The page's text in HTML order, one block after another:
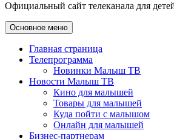
Официальный сайт телеканала для
Основное меню
Главная страница
Телепрограмма
Новинки Малыш ТВ
Новости Малыш ТВ
Кино для малышей
Товары для малышей
Куда пойти с малышом
Онлайн для малышей
Бизнес-партнерам